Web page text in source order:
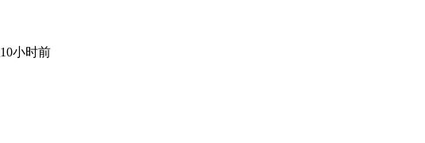
10小时前